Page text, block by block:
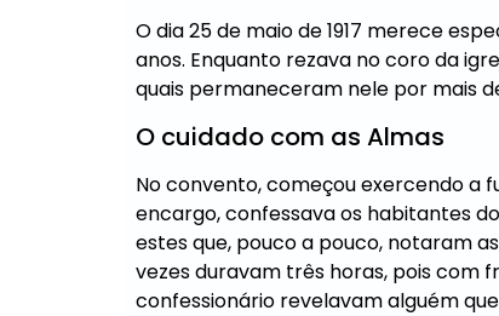
O dia 25 de maio de 1917 merece
anos. Enquanto rezava no coro da
quais permaneceram nele por mais
O cuidado com as Almas
No convento, começou exercendo a
encargo, confessava os habitantes
estes que, pouco a pouco, notaram
vezes duravam três horas, pois com
confessionário revelavam alguém que